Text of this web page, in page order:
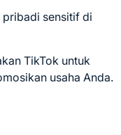
sensitif di
TikTok untuk
usaha Anda.